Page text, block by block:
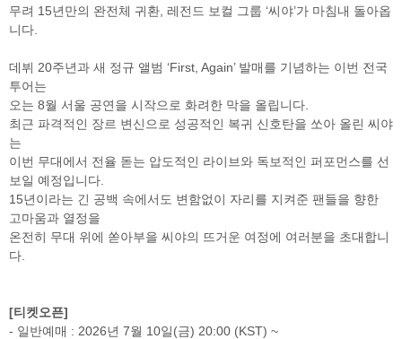
예
무려 15년만의 완전체 귀환, 레전드 보컬 그룹 ‘씨야’가 마침내 돌아옵
니다.
데뷔 20주년과 새 정규 앨범 ‘First, Again’ 발매를 기념하는 이번 전국
투어는
오는 8월 서울 공연을 시작으로 화려한 막을 올립니다.
최근 파격적인 장르 변신으로 성공적인 복귀 신호탄을 쏘아 올린 씨야
는
이번 무대에서 전율 돋는 압도적인 라이브와 독보적인 퍼포먼스를 선
보일 예정입니다.
15년이라는 긴 공백 속에서도 변함없이 자리를 지켜준 팬들을 향한
고마움과 열정을
온전히 무대 위에 쏟아부을 씨야의 뜨거운 여정에 여러분을 초대합니
다.
[티켓오픈]
- 일반예매 : 2026년 7월 10일(금) 20:00 (KST) ~